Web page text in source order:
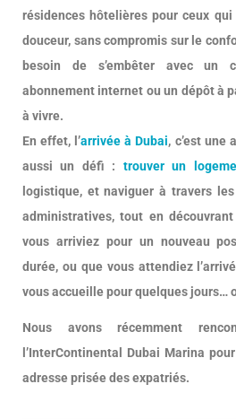
résidences hôtelières pour ceux
douceur, sans compromis sur le
besoin de s’embêter avec un
abonnement internet ou un dépôt à
à vivre.
En effet, l’arrivée à Dubai, c’est une
aussi un défi : trouver un
logistique, et naviguer à travers
administratives, tout en
vous arriviez pour un nouveau
durée, ou que vous attendiez
vous accueille pour quelques jours…
Nous avons récemment
l’InterContinental Dubai Marina
adresse prisée des expatriés.